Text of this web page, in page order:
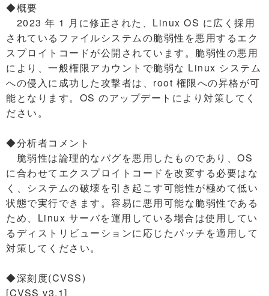
◆概要
2023 年 1 月に修正された、Linux OS に広く採用
されているファイルシステムの脆弱性を悪用するエク
スプロイトコードが公開されています。脆弱性の悪用
により、一般権限アカウントで脆弱な Linux システム
への侵入に成功した攻撃者は、root 権限への昇格が可
能となります。OS のアップデートにより対策してく
ださい。
◆分析者コメント
脆弱性は論理的なバグを悪用したものであり、OS
に合わせてエクスプロイトコードを改変する必要はな
く、システムの破壊を引き起こす可能性が極めて低い
状態で実行できます。容易に悪用可能な脆弱性である
ため、Linux サーバを運用している場合は使用してい
るディストリビューションに応じたパッチを適用して
対策してください。
◆深刻度(CVSS)
[CVSS v3.1]